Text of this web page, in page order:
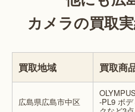
カメラの買取
買取地域 買取商
広島県広島市中区 -PL9 ボ